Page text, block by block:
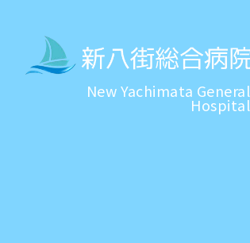
New Yachimata General
Hospital